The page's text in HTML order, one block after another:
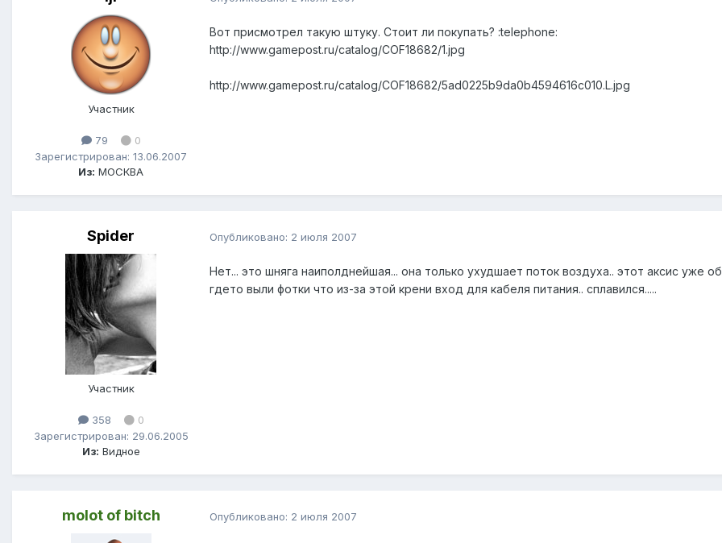
Участник
79
0
Зарегистрирован: 13.06.2007
Из: МОСКВА
Вот присмотрел такую штуку. Стоит ли покупать? :telephone:
http://www.gamepost.ru/catalog/COF18682/1.jpg
http://www.gamepost.ru/catalog/COF18682/5ad0225b9da0b4594616c010.L.jpg
Spider
Участник
358
0
Зарегистрирован: 29.06.2005
Из: Видное
Опубликовано: 2 июля 2007
Нет... это шняга наиполднейшая... она только ухудшает поток воздуха.. этот аксис уже
гдето выли фотки что из-за этой крени вход для кабеля питания.. сплавился.....
molot of bitch Опубликовано: 2 июля 2007